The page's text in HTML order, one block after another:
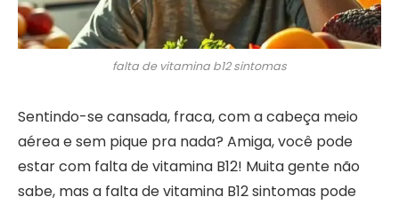
falta de vitamina b12 sintomas
Sentindo-se cansada, fraca, com a cabeça meio
aérea e sem pique pra nada? Amiga, você pode
estar com falta de vitamina B12! Muita gente não
sabe, mas a falta de vitamina B12 sintomas pode